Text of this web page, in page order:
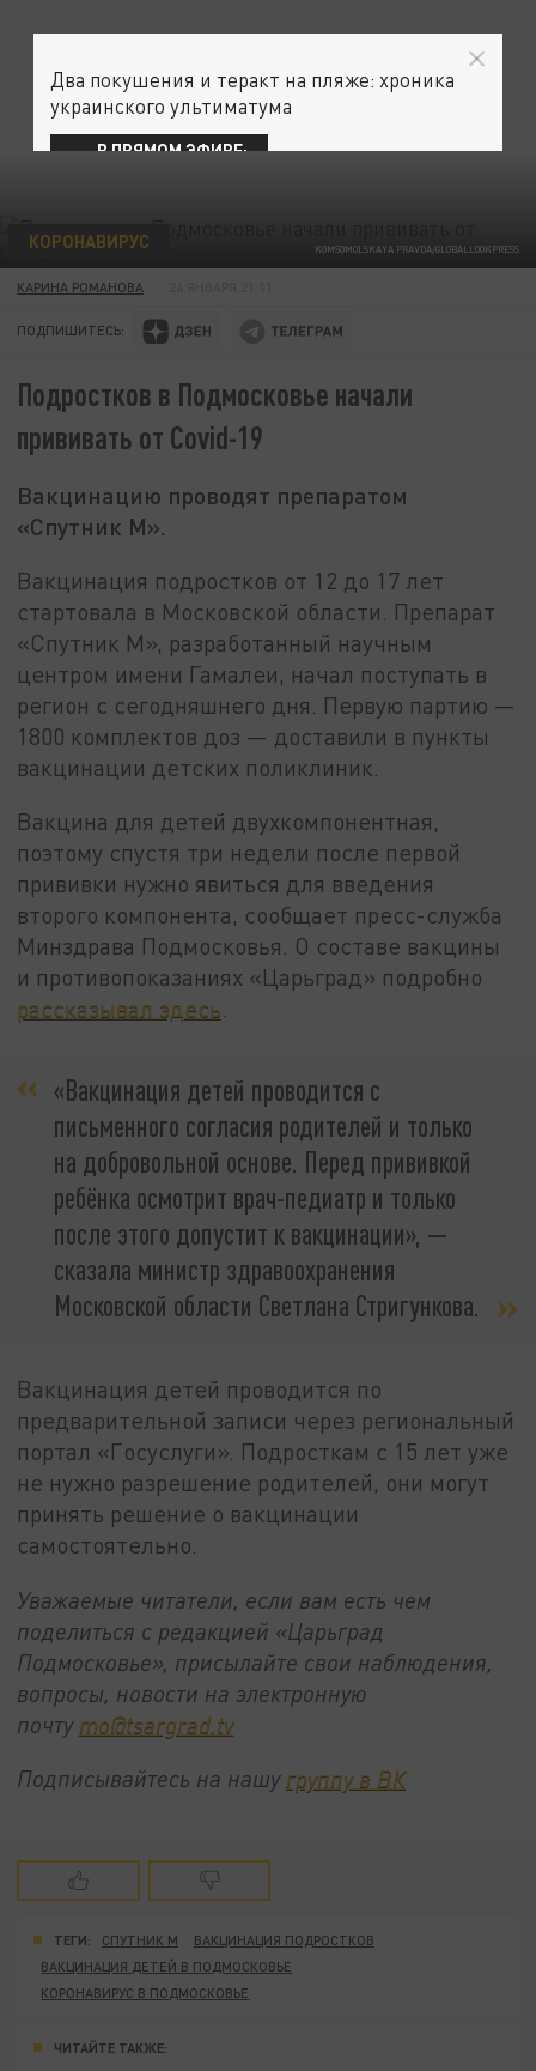
KOMSOMOLSKAYA PRAVDA/GLOBALLOOKPRESS
КОРОНАВИРУС
КАРИНА РОМАНОВА
ПОДПИШИТЕСЬ:
Подростков в Подмосковье начали
прививать от Covid-19
Вакцинацию проводят препаратом
«Спутник М».
Вакцинация подростков от 12 до 17 лет
стартовала в Московской области. Препарат
«Спутник М», разработанный научным
центром имени Гамалеи, начал поступать в
регион с сегодняшнего дня. Первую партию —
1800 комплектов доз — доставили в пункты
вакцинации детских поликлиник.
Вакцина для детей двухкомпонентная,
поэтому спустя три недели после первой
прививки нужно явиться для введения
второго компонента, сообщает пресс-служба
Минздрава Подмосковья. О составе вакцины
и противопоказаниях «Царьград» подробно
рассказывал здесь
«Вакцинация детей проводится с
письменного согласия родителей и только
на добровольной основе. Перед прививкой
ребёнка осмотрит врач-педиатр и только
после этого допустит к вакцинации», —
сказала министр здравоохранения
Московской области Светлана Стригункова.
Вакцинация детей проводится по
предварительной записи через региональный
портал «Госуслуги». Подросткам с 15 лет уже
не нужно разрешение родителей, они могут
принять решение о вакцинации
самостоятельно.
Уважаемые читатели, если вам есть чем
поделиться с редакцией «Царьград
Подмосковье», присылайте свои наблюдения,
вопросы, новости на электронную
почту mo@tsargrad.tv
Подписывайтесь на нашу группу в ВК
ТЕГИ: СПУТНИК M
ВАКЦИНАЦИЯ ПОДРОСТКОВ
ВАКЦИНАЦИЯ ДЕТЕЙ В ПОДМОСКОВЬЕ
КОРОНАВИРУС В ПОДМОСКОВЬЕ
ЧИТАЙТЕ ТАКЖЕ:
Два покушения и теракт на пляже: хроника
украинского ультиматума
В ПРЯМОМ ЭФИРЕ: